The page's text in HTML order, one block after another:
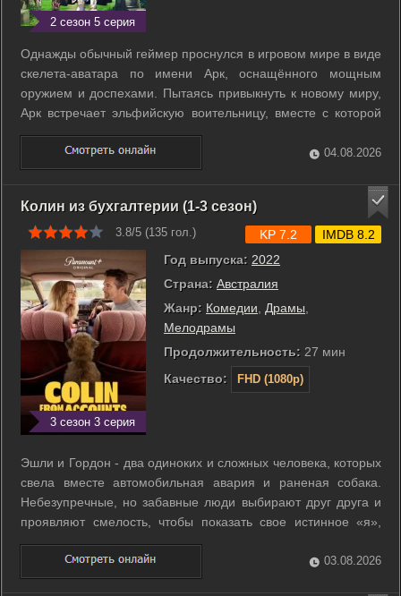
2 сезон 5 серия
Однажды обычный геймер проснулся в игровом мире в виде
скелета-аватара по имени Арк, оснащённого мощным
оружием и доспехами. Пытаясь привыкнуть к новому миру,
Арк встречает эльфийскую воительницу, вместе с которой
он отправляется в полное опасностей путешествие. ...
04.08.2026
Колин из бухгалтерии (1-3 сезон)
3.8/5 (135 гол.)
3 сезон 3 серия
Год выпуска: 2022
Страна: Австралия
Жанр: Комедии Драмы
Мелодрамы
Продолжительность: 27 мин
Качество:
FHD (1080p)
KP 7.2 IMDB 8.2
Эшли и Гордон - два одиноких и сложных человека, которых
свела вместе автомобильная авария и раненая собака.
Небезупречные, но забавные люди выбирают друг друга и
проявляют смелость, чтобы показать свое истинное «я»,
душевные шрамы и всё остальное, пока они идут по жизни
вместе. ...
03.08.2026